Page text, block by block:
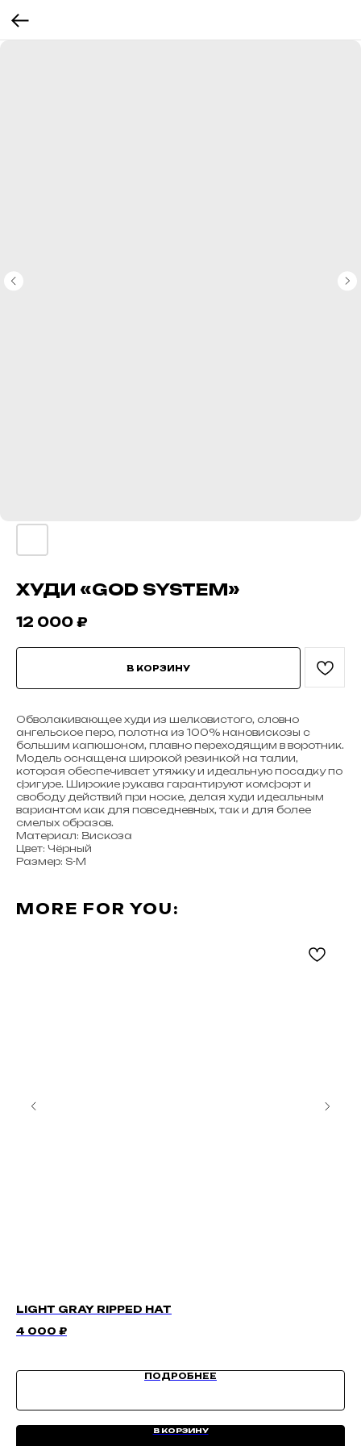
ХУДИ «GOD SYSTEM»
12 000 ₽
В КОРЗИНУ
Обволакивающее худи из шелковистого, словно
ангельское перо, полотна из 100% нановискозы с
большим капюшоном, плавно переходящим в воротник.
Модель оснащена широкой резинкой на талии,
которая обеспечивает утяжку и идеальную посадку по
фигуре. Широкие рукава гарантируют комфорт и
свободу действий при носке, делая худи идеальным
вариантом как для повседневных, так и для более
смелых образов.
Материал: Вискоза
Цвет: Чёрный
Размер: S-M
MORE FOR YOU:
LIGHT GRAY RIPPED HAT
4 000 ₽
ПОДРОБНЕЕ
В КОРЗИНУ